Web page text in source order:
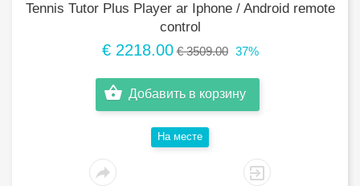
Tennis Tutor Plus Player ar Iphone / Android remote
control
€ 2218.00 € 3509.00 37%
Добавить в корзину
Hа месте